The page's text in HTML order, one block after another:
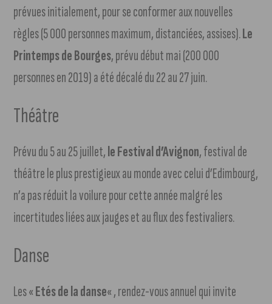
prévues initialement, pour se conformer aux nouvelles
règles (5 000 personnes maximum, distanciées, assises).Le
Printemps de Bourges, prévu début mai (200 000
personnes en 2019) a été décalé du 22 au 27 juin.
Théâtre
Prévu du 5 au 25 juillet,le Festival d’Avignon, festival de
théâtre le plus prestigieux au monde avec celui d’Edimbourg,
n’a pas réduit la voilure pour cette année malgré les
incertitudes liées aux jauges et au flux des festivaliers.
Danse
Les «Etés de la danse« , rendez-vous annuel qui invite